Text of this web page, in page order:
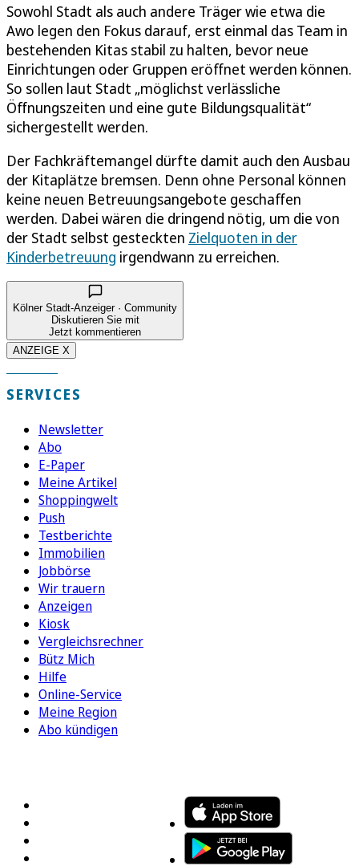
Sowohl Stadt als auch andere Träger wie etwa die
Awo legen den Fokus darauf, erst einmal das Team in
bestehenden Kitas stabil zu halten, bevor neue
Einrichtungen oder Gruppen eröffnet werden können.
So sollen laut Stadt „möglichst verlässliche
Öffnungszeiten und eine gute Bildungsqualität“
sichergestellt werden.
Der Fachkräftemangel dürfte damit auch den Ausbau
der Kitaplätze bremsen. Denn ohne Personal können
keine neuen Betreuungsangebote geschaffen
werden. Dabei wären die dringend nötig, um die von
der Stadt selbst gesteckten Zielquoten in der
Kinderbetreuung irgendwann zu erreichen.
Kölner Stadt-Anzeiger · Community
Diskutieren Sie mit
Jetzt kommentieren
ANZEIGE X
SERVICES
Newsletter
Abo
E-Paper
Meine Artikel
Shoppingwelt
Push
Testberichte
Immobilien
Jobbörse
Wir trauern
Anzeigen
Kiosk
Vergleichsrechner
Bütz Mich
Hilfe
Online-Service
Meine Region
Abo kündigen